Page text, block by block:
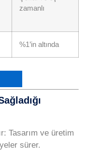
zamanlı
%1’in altında
Tasarım ve üretim
sürer.